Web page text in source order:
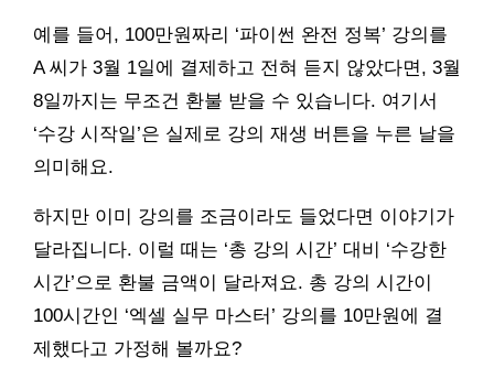
예를 들어, 100만원짜리 ‘파이썬 완전 정복’ 강의를
A 씨가 3월 1일에 결제하고 전혀 듣지 않았다면, 3월
8일까지는 무조건 환불 받을 수 있습니다. 여기서
‘수강 시작일’은 실제로 강의 재생 버튼을 누른 날을
의미해요.
하지만 이미 강의를 조금이라도 들었다면 이야기가
달라집니다. 이럴 때는 ‘총 강의 시간’ 대비 ‘수강한
시간’으로 환불 금액이 달라져요. 총 강의 시간이
100시간인 ‘엑셀 실무 마스터’ 강의를 10만원에 결
제했다고 가정해 볼까요?